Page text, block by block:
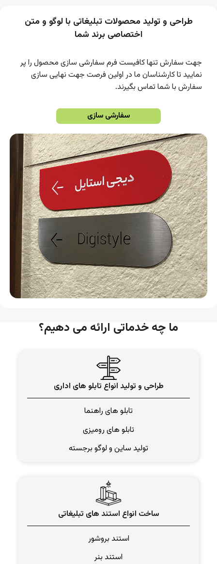
طراحی و تولید محصولات تبلیغاتی با لوگو و متن
اختصاصی برند شما
جهت سفارش تنها کافیست فرم سفارشی سازی محصول را پر
نمایید تا کارشناسان ما در اولین فرصت جهت نهایی سازی
سفارش با شما تماس بگیرند.
سفارشی سازی
ما چه خدماتی ارائه می دهیم؟
طراحی و تولید انواع تابلو های اداری
تابلو های راهنما
تابلو های رومیزی
تولید ساین و لوگو برجسته
ساخت انواع استند های تبلیغاتی
استند بروشور
استند بنر